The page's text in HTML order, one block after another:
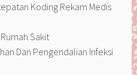
Koding Rekam Medis
Rumah Sakit
Dan Pengendalian Infeksi